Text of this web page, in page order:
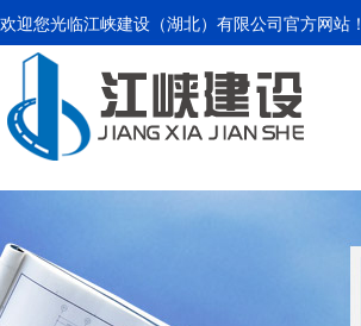
欢迎您光临江峡建设（湖北）有限公司官方网站！